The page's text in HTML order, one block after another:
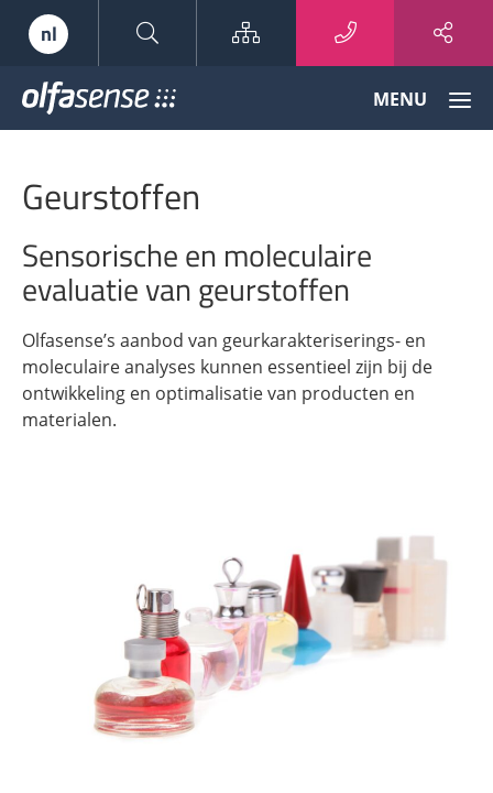
nl Sitemap
Data
to
Knowledge
MENU
Geurstoffen
Sensorische en moleculaire
evaluatie van geurstoffen
Olfasense’s aanbod van geurkarakteriserings- en
moleculaire analyses kunnen essentieel zijn bij de
ontwikkeling en optimalisatie van producten en
materialen.